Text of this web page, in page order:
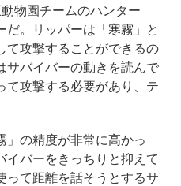
物園チームのハンター
だ。リッパーは「寒霧」と
て攻撃することができるの
サバイバーの動きを読んで
て攻撃する必要があり、テ
の精度が非常に高かっ
イバーをきっちりと抑えて
って距離を話そうとするサ